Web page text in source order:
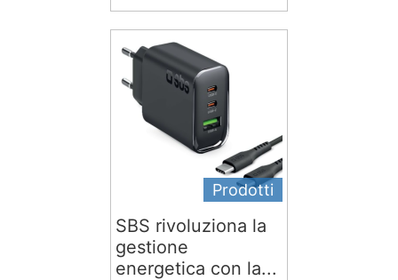
Prodotti
SBS rivoluziona la
gestione
energetica con la...